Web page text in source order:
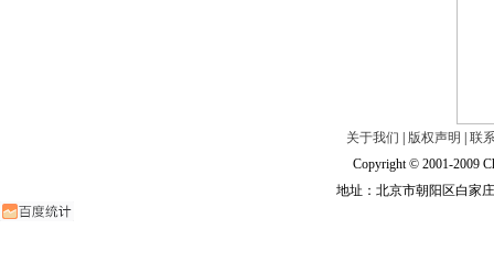
关于我们 版权声明
联
Copyright © 2001-2009
地址：北京市朝阳区白家